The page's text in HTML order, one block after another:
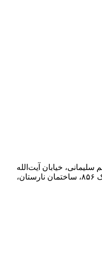
خیابان آیت‌الله
جلالی خمینی (آیت شمالی سابق)، پلاک ۸۵۶، ساختمان نارستان،